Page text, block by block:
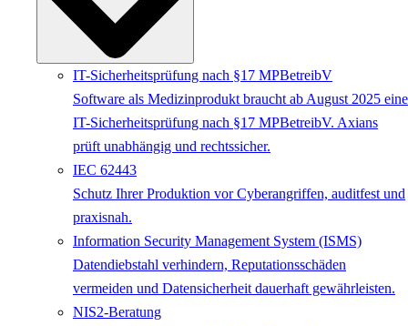
IT-Sicherheitsprüfung nach §17 MPBetreibV
Software als Medizinprodukt braucht ab August 2025 eine
IT-Sicherheitsprüfung nach §17 MPBetreibV. Axians
prüft unabhängig und rechtssicher.
IEC 62443
Schutz Ihrer Produktion vor Cyberangriffen, auditfest und
praxisnah.
Information Security Management System (ISMS)
Datendiebstahl verhindern, Reputationsschäden
vermeiden und Datensicherheit dauerhaft gewährleisten.
NIS2-Beratung